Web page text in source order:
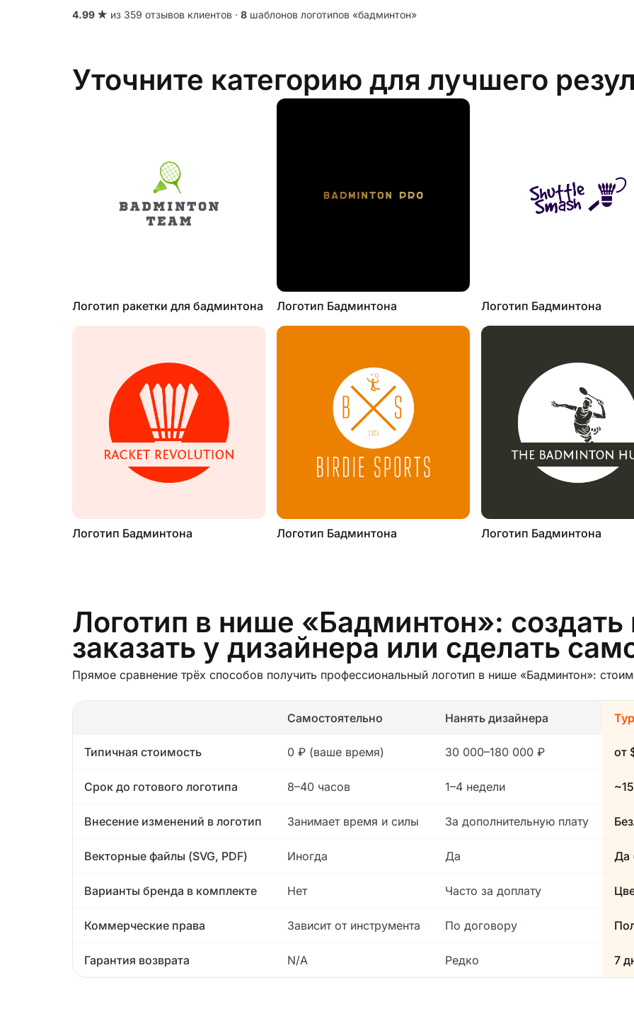
4.99 ★ из 359 отзывов клиентов · 8 шаблонов логотипов «бадминтон»
Уточните категорию для лучшего
Логотип ракетки для бадминтона Логотип Бадминтона Логотип Бадминтона
Логотип Бадминтона Логотип Бадминтона Логотип Бадминтона
Логотип в нише «Бадминтон»: создать
заказать у дизайнера или сделать
Прямое сравнение трёх способов получить профессиональный логотип в нише «Бадминтон»:
Самостоятельно Нанять дизайнера
Типичная стоимость 0 ₽ (ваше время) 30 000–180 000 ₽ от
Срок до готового логотипа 8–40 часов 1–4 недели
Внесение изменений в логотип Занимает время и силы За дополнительную плату
Векторные файлы (SVG, PDF) Иногда Да Да
Варианты бренда в комплекте Нет Часто за доплату
Коммерческие права Зависит от инструмента По договору
Гарантия возврата N/A Редко 7